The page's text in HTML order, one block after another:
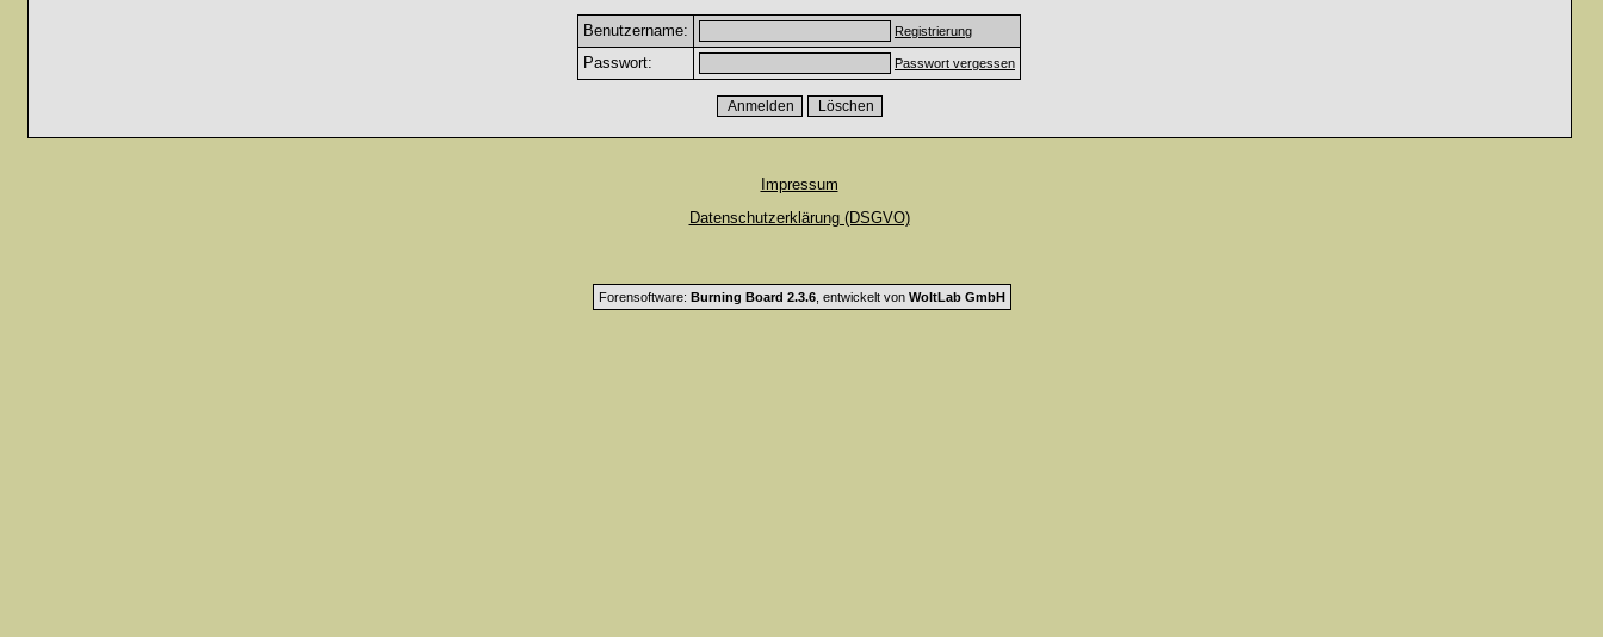
Benutzername: Registrierung
Passwort: Passwort vergessen
Impressum
Datenschutzerklärung (DSGVO)
Forensoftware: Burning Board 2.3.6, entwickelt von WoltLab GmbH